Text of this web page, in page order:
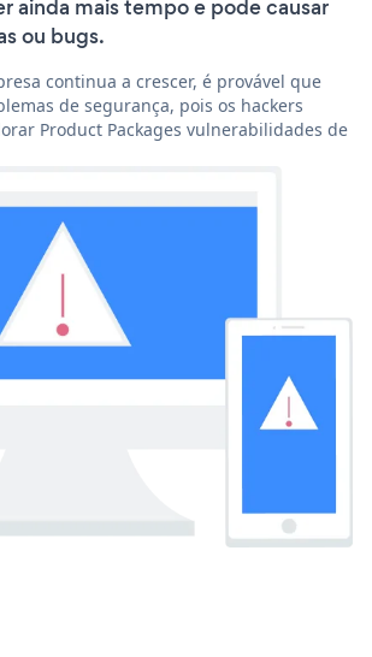
ainda mais tempo e pode causar
ou bugs.
continua a crescer, é provável que
de segurança, pois os hackers
Product Packages vulnerabilidades de